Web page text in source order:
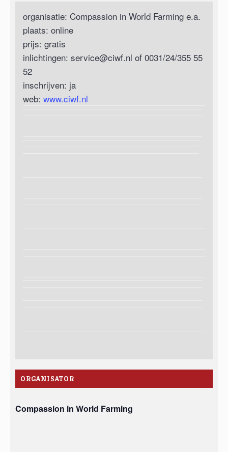
organisatie: Compassion in World Farming e.a.
plaats: online
prijs: gratis
inlichtingen: service@ciwf.nl of 0031/24/355 55
52
inschrijven: ja
web: www.ciwf.nl
ORGANISATOR
Compassion in World Farming